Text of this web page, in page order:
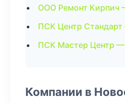
ООО Ремонт Кирпич
ПСК Центр
ПСК Мастер Центр —
Компании в